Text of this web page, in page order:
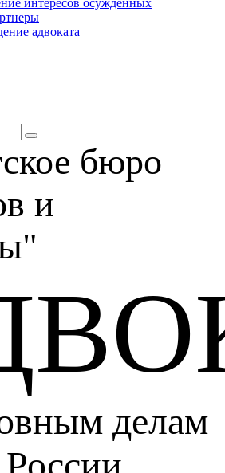
интересов осужденных
адвоката
бюро
и
делам